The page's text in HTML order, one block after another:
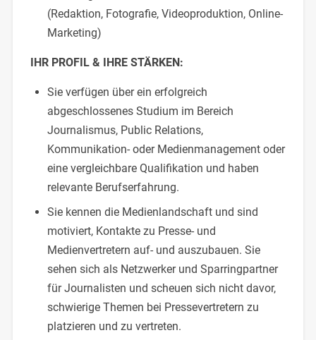
(Redaktion, Fotografie, Videoproduktion, Online-
Marketing)
IHR PROFIL & IHRE STÄRKEN:
Sie verfügen über ein erfolgreich
abgeschlossenes Studium im Bereich
Journalismus, Public Relations,
Kommunikation- oder Medienmanagement oder
eine vergleichbare Qualifikation und haben
relevante Berufserfahrung.
Sie kennen die Medienlandschaft und sind
motiviert, Kontakte zu Presse- und
Medienvertretern auf- und auszubauen. Sie
sehen sich als Netzwerker und Sparringpartner
für Journalisten und scheuen sich nicht davor,
schwierige Themen bei Pressevertretern zu
platzieren und zu vertreten.